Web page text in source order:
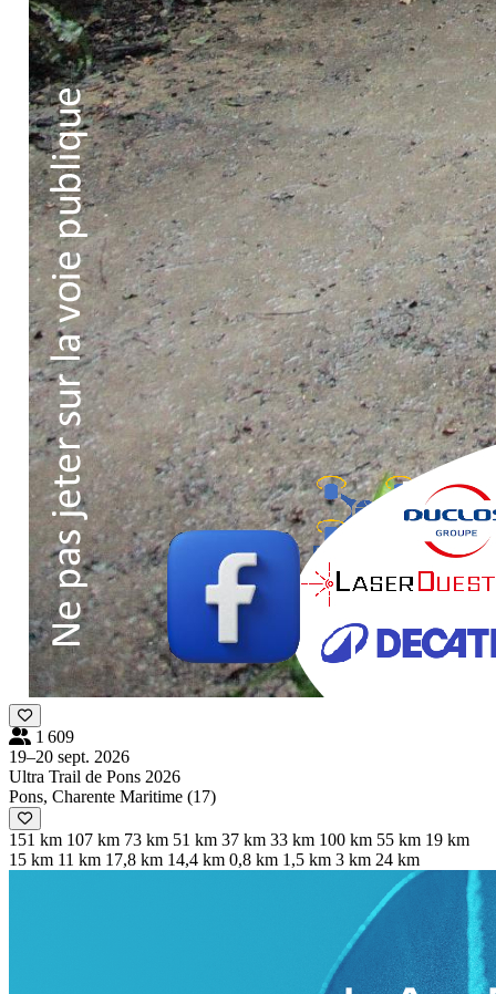
1 609
19–20 sept. 2026
Ultra Trail de Pons 2026
Pons, Charente Maritime (17)
151 km 107 km 73 km 51 km 37 km 33 km 100 km 55 km 19 km
15 km 11 km 17,8 km 14,4 km 0,8 km 1,5 km 3 km 24 km